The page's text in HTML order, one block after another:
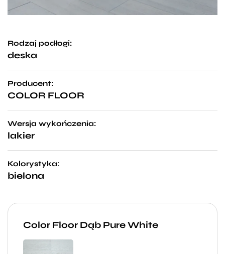
Rodzaj podłogi:
deska
Producent:
COLOR FLOOR
Wersja wykończenia:
lakier
Kolorystyka:
bielona
Color Floor Dąb Pure White